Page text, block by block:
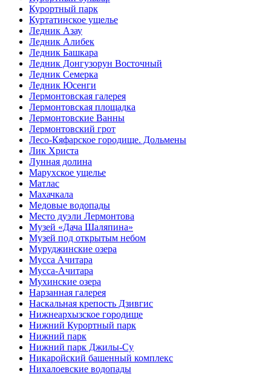
Курортный парк
Куртатинское ущелье
Ледник Азау
Ледник Алибек
Ледник Башкара
Ледник Донгузорун Восточный
Ледник Семерка
Ледник Юсенги
Лермонтовская галерея
Лермонтовская площадка
Лермонтовские Ванны
Лермонтовский грот
Лесо-Кяфарское городище. Дольмены
Лик Христа
Лунная долина
Марухское ущелье
Матлас
Махачкала
Медовые водопады
Место дуэли Лермонтова
Музей «Дача Шаляпина»
Музей под открытым небом
Муруджинские озера
Мусса Ачитара
Мусса-Ачитара
Мухинские озера
Нарзанная галерея
Наскальная крепость Дзивгис
Нижнеархызское городище
Нижний Курортный парк
Нижний парк
Нижний парк Джилы-Су
Никаройский башенный комплекс
Нихалоевские водопады